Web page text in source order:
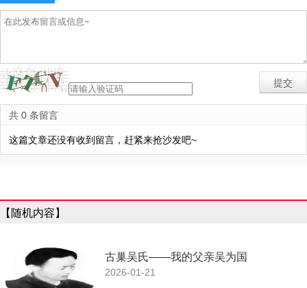
共 0 条留言
这篇文章还没有收到留言，赶紧来抢沙发吧~
【随机内容】
古巢吴氏——我的父亲吴为国
2026-01-21